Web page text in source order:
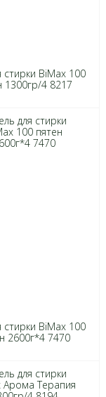
стирки BiMax 100
1300гр/4 8217
стирки BiMax 100
2600г*4 7470